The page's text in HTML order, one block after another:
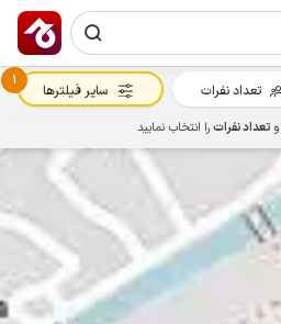
تعداد نفرات
1
سایر فیلترها
و تعداد نفراترا انتخاب نمایید